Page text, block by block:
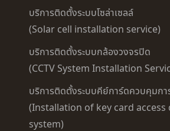
บริการติดตั้งระบบโซล่าเซลล์
(Solar cell installation service)
บริการติดตั้งระบบกล้องวงจรปิด
(CCTV System Installation
บริการติดตั้งระบบคีย์การ์ดควบคุมกา
(Installation of key card access
system)